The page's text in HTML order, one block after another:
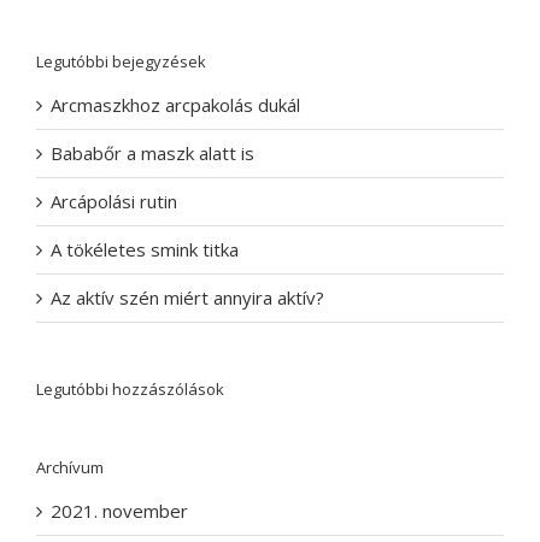
Legutóbbi bejegyzések
Arcmaszkhoz arcpakolás dukál
Bababőr a maszk alatt is
Arcápolási rutin
A tökéletes smink titka
Az aktív szén miért annyira aktív?
Legutóbbi hozzászólások
Archívum
2021. november